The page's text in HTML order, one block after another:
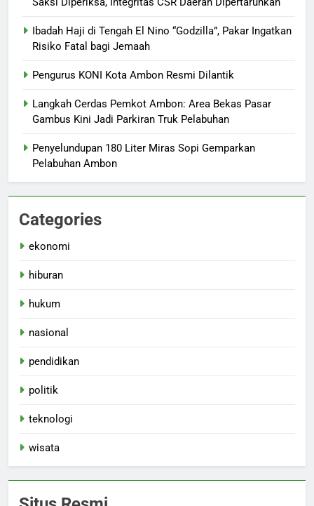
Ibadah Haji di Tengah El Nino “Godzilla”, Pakar Ingatkan
Risiko Fatal bagi Jemaah
Pengurus KONI Kota Ambon Resmi Dilantik
Langkah Cerdas Pemkot Ambon: Area Bekas Pasar
Gambus Kini Jadi Parkiran Truk Pelabuhan
Penyelundupan 180 Liter Miras Sopi Gemparkan
Pelabuhan Ambon
Categories
ekonomi
hiburan
hukum
nasional
pendidikan
politik
teknologi
wisata